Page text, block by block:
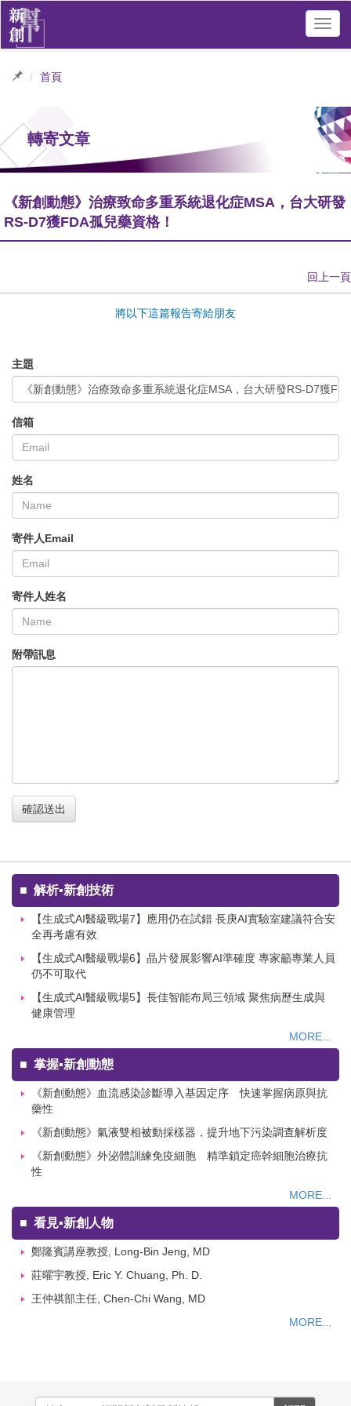
首頁
轉寄文章
《新創動態》治療致命多重系統退化症MSA，台大研發
RS-D7獲FDA孤兒藥資格！
回上一頁
將以下這篇報告寄給朋友
主題
《新創動態》治療致命多重系統退化症MSA，台大研發RS-D7獲
信箱
姓名
寄件人Email
寄件人姓名
附帶訊息
確認送出
■ 解析▪新創技術
【生成式AI醫級戰場7】應用仍在試錯 長庚AI實驗室建議符合安
全再考慮有效
【生成式AI醫級戰場6】晶片發展影響AI準確度 專家籲專業人員
仍不可取代
【生成式AI醫級戰場5】長佳智能布局三領域 聚焦病歷生成與
健康管理
MORE...
■ 掌握▪新創動態
《新創動態》血流感染診斷導入基因定序 快速掌握病原與抗
藥性
《新創動態》氣液雙相被動採樣器，提升地下污染調查解析度
《新創動態》外泌體訓練免疫細胞 精準鎖定癌幹細胞治療抗
性
MORE...
■ 看見▪新創人物
鄭隆賓講座教授, Long-Bin Jeng, MD
莊曜宇教授, Eric Y. Chuang, Ph. D.
王仲祺部主任, Chen-Chi Wang, MD
MORE...